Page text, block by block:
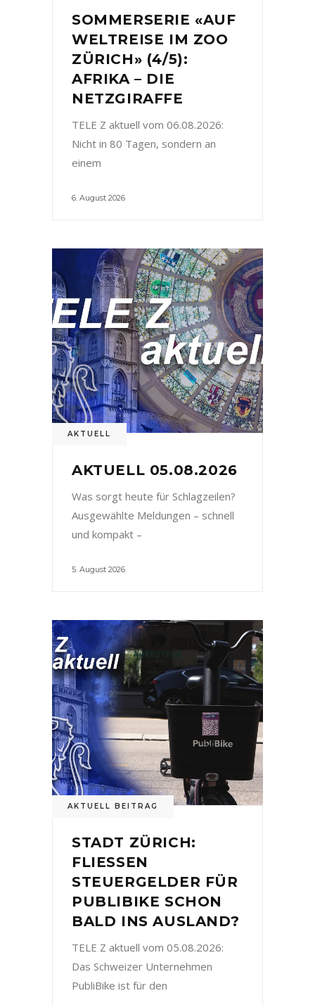
SOMMERSERIE «AUF
WELTREISE IM ZOO
ZÜRICH» (4/5):
AFRIKA – DIE
NETZGIRAFFE
TELE Z aktuell vom 06.08.2026:
Nicht in 80 Tagen, sondern an
einem
6. August 2026
AKTUELL
AKTUELL 05.08.2026
Was sorgt heute für Schlagzeilen?
Ausgewählte Meldungen – schnell
und kompakt –
5. August 2026
AKTUELL BEITRAG
STADT ZÜRICH:
FLIESSEN
STEUERGELDER FÜR
PUBLIBIKE SCHON
BALD INS AUSLAND?
TELE Z aktuell vom 05.08.2026:
Das Schweizer Unternehmen
PubliBike ist für den